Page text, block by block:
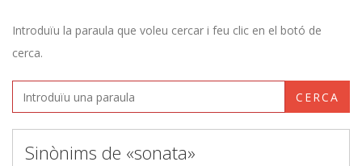
Introduïu la paraula que voleu cercar i feu clic en el botó de
cerca.
CERCA
Sinònims de «sonata»